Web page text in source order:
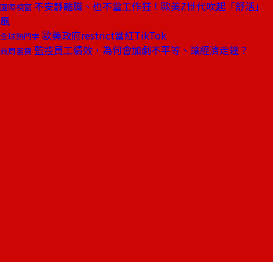
國際視窗 不安靜離職、也不當工作狂！歐美Z世代吹起「舒活」
風
全球熱門字 歐美政府restrict當紅TikTok
商周書摘 監控員工績效，為何會加劇不平等、讓經濟走鐘？